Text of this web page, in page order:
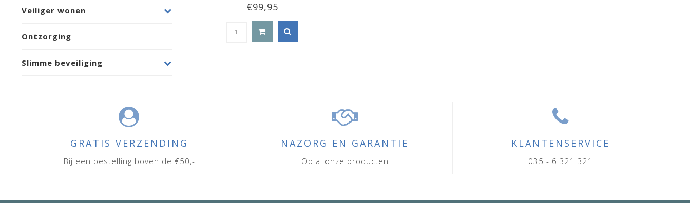
Veiliger wonen
Ontzorging
Slimme beveiliging
€99,95
GRATIS VERZENDING
Bij een bestelling boven de €50,-
NAZORG EN GARANTIE
Op al onze producten
KLANTENSERVICE
035 - 6 321 321